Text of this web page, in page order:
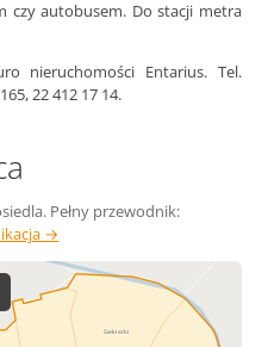
czy autobusem. Do stacji metra
nieruchomości Entarius. Tel.
22 412 17 14.
Pełny przewodnik:
→
Siekierki